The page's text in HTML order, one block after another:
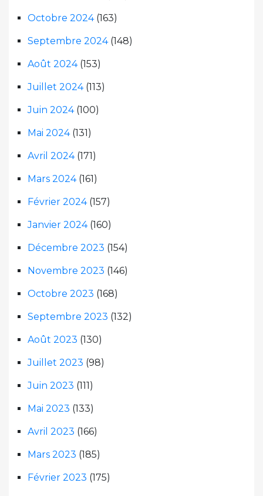
Octobre 2024(163)
Septembre 2024(148)
Août 2024(153)
Juillet 2024(113)
Juin 2024(100)
Mai 2024(131)
Avril 2024(171)
Mars 2024(161)
Février 2024(157)
Janvier 2024(160)
Décembre 2023 (154)
Novembre 2023 (146)
Octobre 2023 (168)
Septembre 2023 (132)
Août 2023 (130)
Juillet 2023 (98)
Juin 2023 (111)
Mai 2023 (133)
Avril 2023 (166)
Mars 2023 (185)
Février 2023 (175)